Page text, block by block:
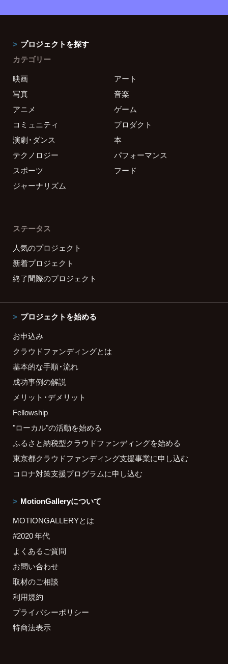
プロジェクトを探す
カテゴリー
映画
アート
写真
音楽
アニメ
ゲーム
コミュニティ
プロダクト
演劇・ダンス
本
テクノロジー
パフォーマンス
スポーツ
フード
ジャーナリズム
ステータス
人気のプロジェクト
新着プロジェクト
終了間際のプロジェクト
プロジェクトを始める
お申込み
クラウドファンディングとは
基本的な手順・流れ
成功事例の解説
メリット・デメリット
Fellowship
"ローカル"の活動を始める
ふるさと納税型クラウドファンディングを始める
東京都クラウドファンディング支援事業に申し込む
コロナ対策支援プログラムに申し込む
MotionGalleryについて
MOTIONGALLERYとは
#2020 年代
よくあるご質問
お問い合わせ
取材のご相談
利用規約
プライバシーポリシー
特商法表示